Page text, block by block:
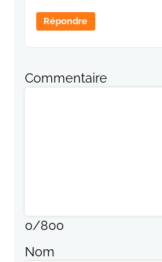
Répondre
Commentaire
0/800
Nom